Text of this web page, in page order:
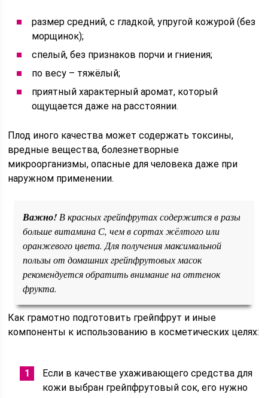
размер средний, с гладкой, упругой кожурой (без
морщинок);
спелый, без признаков порчи и гниения;
по весу – тяжёлый;
приятный характерный аромат, который
ощущается даже на расстоянии.
Плод иного качества может содержать токсины,
вредные вещества, болезнетворные
микроорганизмы, опасные для человека даже при
наружном применении.
Важно! В красных грейпфрутах содержится в разы
больше витамина С, чем в сортах жёлтого или
оранжевого цвета. Для получения максимальной
пользы от домашних грейпфрутовых масок
рекомендуется обратить внимание на оттенок
фрукта.
Как грамотно подготовить грейпфрут и иные
компоненты к использованию в косметических целях:
Если в качестве ухаживающего средства для
кожи выбран грейпфрутовый сок, его нужно